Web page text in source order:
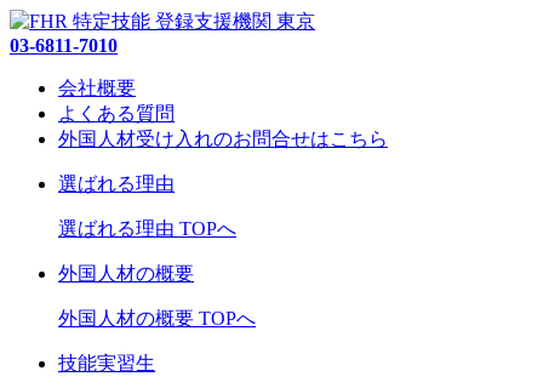
03-6811-7010
会社概要
よくある質問
外国人材受け入れのお問合せはこちら
選ばれる理由
選ばれる理由 TOPへ
外国人材の概要
外国人材の概要 TOPへ
技能実習生